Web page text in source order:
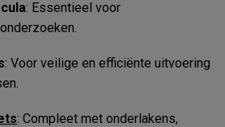
: Essentieel voor
: Voor veilige en efficiënte uitvoering
: Compleet met onderlakens,